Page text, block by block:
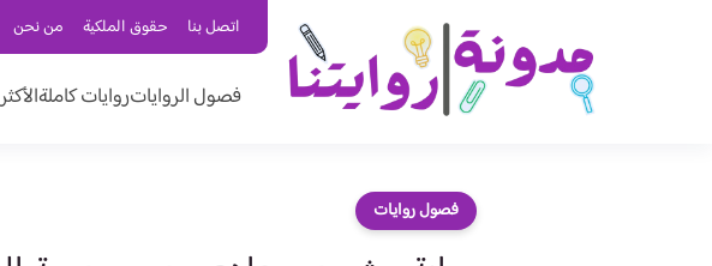
اتصل بنا حقوق الملكية من نحن
فصول الرواياتروايات كاملة
فصول روايات